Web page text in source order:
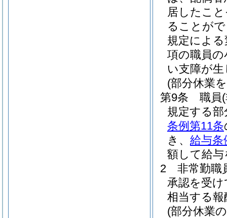
居したこ
ることが
規定による
項の職員
い支障が
(部分休業
第9条
職員
規定する
条例第11条
き、 給与条
額して給
2
非常勤職
承認を受
相当する
(部分休業